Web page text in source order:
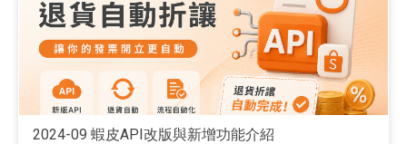
2024-09 蝦皮API改版與新增功能介紹